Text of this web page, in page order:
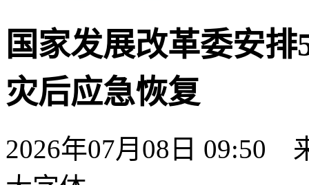
国家发展改革委安
灾后应急恢复
2026年07月08日 09:50